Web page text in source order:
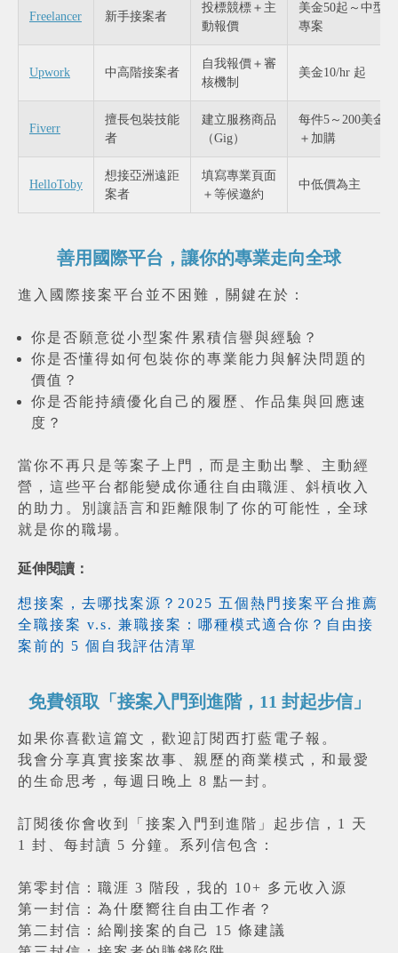
Freelancer 新手接案者
投標競標＋主
動報價
美金50起～中型
專案
Upwork 中高階接案者
自我報價＋審
核機制
美金10/hr 起
Fiverr
擅長包裝技能
者
建立服務商品
（Gig）
每件5～200美金
＋加購
HelloToby
想接亞洲遠距
案者
填寫專業頁面
＋等候邀約
中低價為主
善用國際平台，讓你的專業走向全球
進入國際接案平台並不困難，關鍵在於：
你是否願意從小型案件累積信譽與經驗？
你是否懂得如何包裝你的專業能力與解決問題的
價值？
你是否能持續優化自己的履歷、作品集與回應速
度？
當你不再只是等案子上門，而是主動出擊、主動經
營，這些平台都能變成你通往自由職涯、斜槓收入
的助力。別讓語言和距離限制了你的可能性，全球
就是你的職場。
延伸閱讀：
想接案，去哪找案源？2025 五個熱門接案平台推薦
全職接案 v.s. 兼職接案：哪種模式適合你？自由接
案前的 5 個自我評估清單
免費領取「接案入門到進階，11 封起步信」
如果你喜歡這篇文，歡迎訂閱西打藍電子報。
我會分享真實接案故事、親歷的商業模式，和最愛
的生命思考，每週日晚上 8 點一封。
訂閱後你會收到「接案入門到進階」起步信，1 天
1 封、每封讀 5 分鐘。系列信包含：
第零封信：職涯 3 階段，我的 10+ 多元收入源
第一封信：為什麼嚮往自由工作者？
第二封信：給剛接案的自己 15 條建議